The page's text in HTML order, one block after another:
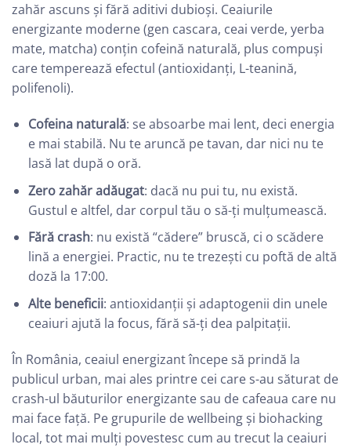
zahăr ascuns și fără aditivi dubioși. Ceaiurile
energizante moderne (gen cascara, ceai verde, yerba
mate, matcha) conțin cofeină naturală, plus compuși
care temperează efectul (antioxidanți, L-teanină,
polifenoli).
Cofeina naturală: se absoarbe mai lent, deci energia
e mai stabilă. Nu te aruncă pe tavan, dar nici nu te
lasă lat după o oră.
Zero zahăr adăugat: dacă nu pui tu, nu există.
Gustul e altfel, dar corpul tău o să-ți mulțumească.
Fără crash: nu există “cădere” bruscă, ci o scădere
lină a energiei. Practic, nu te trezești cu poftă de altă
doză la 17:00.
Alte beneficii: antioxidanții și adaptogenii din unele
ceaiuri ajută la focus, fără să-ți dea palpitații.
În România, ceaiul energizant începe să prindă la
publicul urban, mai ales printre cei care s-au săturat de
crash-ul băuturilor energizante sau de cafeaua care nu
mai face față. Pe grupurile de wellbeing și biohacking
local, tot mai mulți povestesc cum au trecut la ceaiuri